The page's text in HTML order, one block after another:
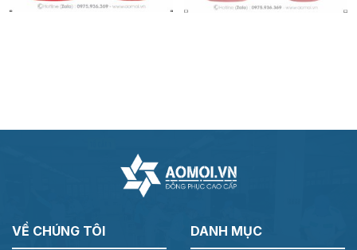
VỀ CHÚNG TÔI DANH MỤC